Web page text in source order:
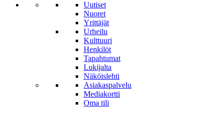
Uutiset
Nuoret
Yrittäjät
Urheilu
Kulttuuri
Henkilöt
Tapahtumat
Lukijalta
Näköislehti
Asiakaspalvelu
Mediakortti
Oma tili